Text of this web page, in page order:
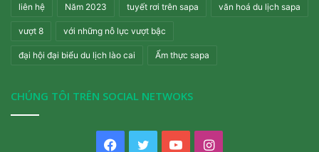
liên hệ Năm 2023 tuyết rơi trên sapa văn hoá du lịch sapa
vượt 8 với những nỗ lực vượt bậc
đại hội đại biểu du lịch lào cai Ẩm thực sapa
CHÚNG TÔI TRÊN SOCIAL NETWOKS
Facebook
TwitterYouTubeInstagram